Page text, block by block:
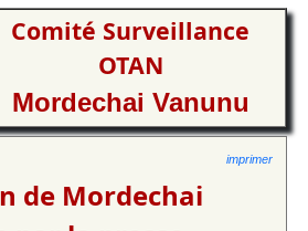
Comité Surveillance
OTAN
Mordechai Vanunu
imprimer
de Mordechai